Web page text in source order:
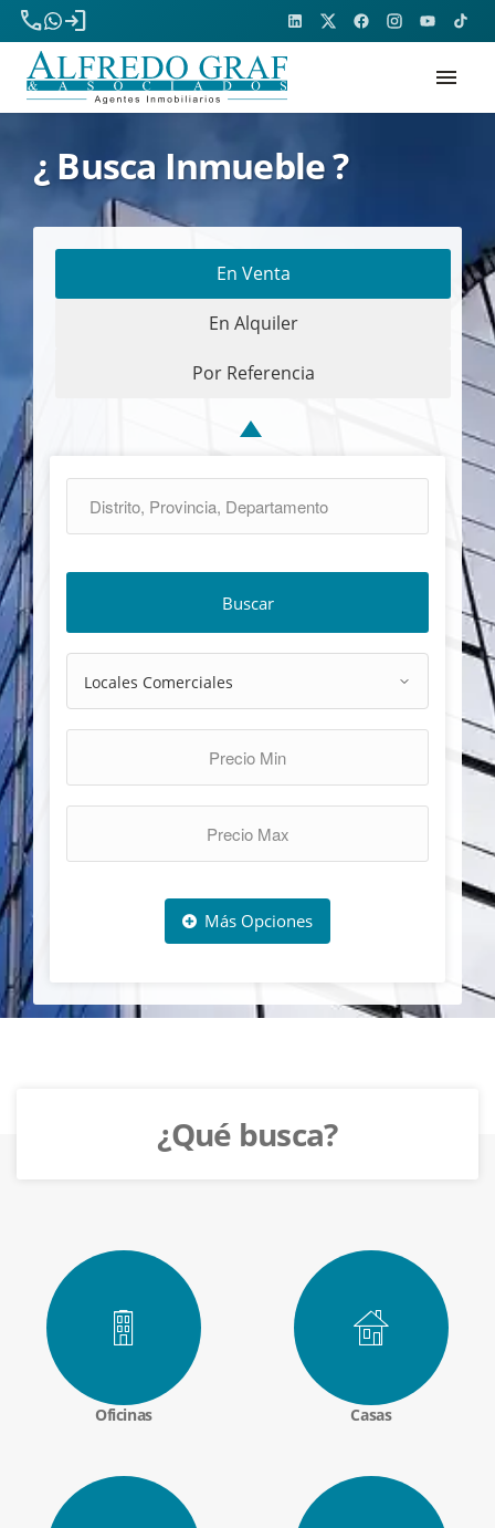
phone
login
menu
¿ Busca Inmueble ?
En Venta
En Alquiler
Por Referencia
Buscar
Más Opciones
¿Qué busca?
Oficinas Casas